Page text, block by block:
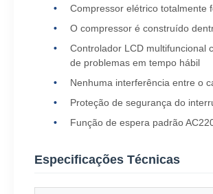
Compressor elétrico totalmente
O compressor é construído
Controlador LCD multifuncional
de problemas em tempo hábil
Nenhuma interferência entre o
Proteção de segurança do
Função de espera padrão
Especificações Técnicas